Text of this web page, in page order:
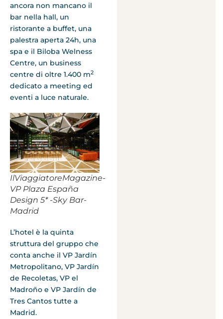
ancora non mancano il
bar nella hall, un
ristorante a buffet, una
palestra aperta 24h, una
spa e il Biloba Welness
Centre, un business
centre di oltre 1.400 m2
dedicato a meeting ed
eventi a luce naturale.
IlViaggiatoreMagazine-
VP Plaza España
Design 5* -Sky Bar-
Madrid
L’hotel è la quinta
struttura del gruppo che
conta anche il VP Jardín
Metropolitano, VP Jardín
de Recoletas, VP el
Madroño e VP Jardín de
Tres Cantos tutte a
Madrid.